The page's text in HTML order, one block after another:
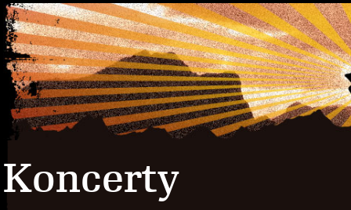
Koncerty